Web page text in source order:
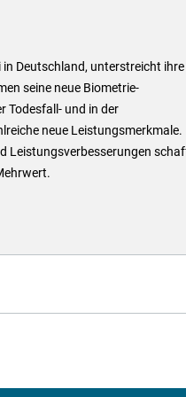
in Deutschland, unterstreicht ihre
seine neue Biometrie-
Todesfall- und in der
neue Leistungsmerkmale.
Leistungsverbesserungen